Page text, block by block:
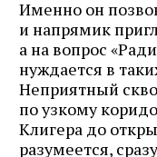
Именно он
и напрямик
а на вопрос
нуждается в
Неприятный
по узкому
Клигера до
разумеется,